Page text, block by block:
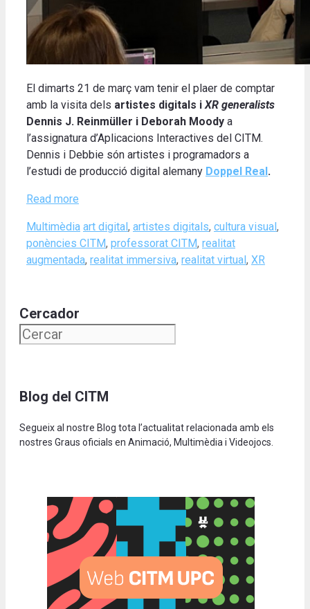
El dimarts 21 de març vam tenir el plaer de comptar
amb la visita dels artistes digitals iXR generalists
Dennis J. Reinmüller i Deborah Moody a
l’assignatura d’Aplicacions Interactives del CITM.
Dennis i Debbie són artistes i programadors a
l’estudi de producció digital alemany Doppel Real .
Read more
Categories
Multimèdia Tags
art digital , artistes digitals, cultura visual ,
ponències CITM, professorat CITM, realitat
augmentada, realitat immersiva, realitat virtual , XR
Cercador
Blog del CITM
Segueix al nostre Blog tota l’actualitat relacionada amb els
nostres Graus oficials en Animació, Multimèdia i Videojocs.